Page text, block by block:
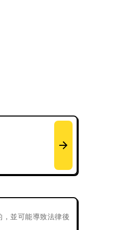
並可能導致法律後